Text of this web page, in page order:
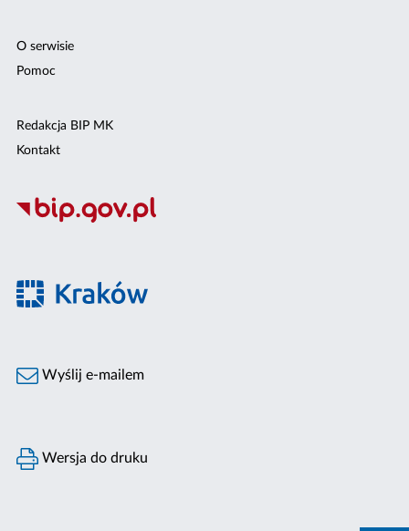
O serwisie
Pomoc
Redakcja BIP MK
Kontakt
Wyślij e-mailem
Wersja do druku